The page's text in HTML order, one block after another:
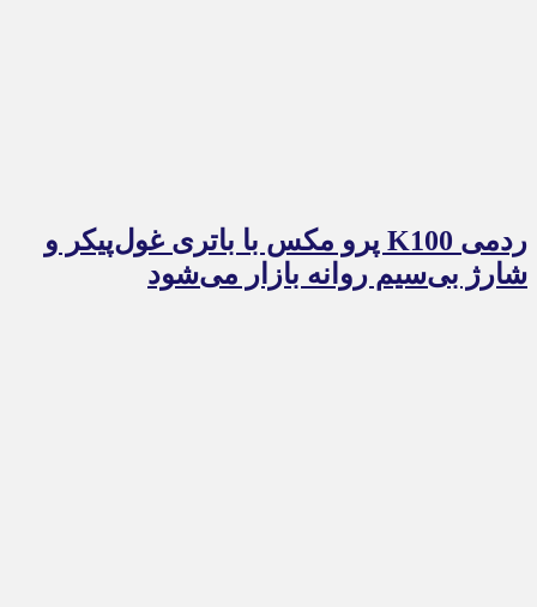
ردمی K100 پرو مکس با باتری غول‌پیکر و
شارژ بی‌سیم روانه بازار می‌شود